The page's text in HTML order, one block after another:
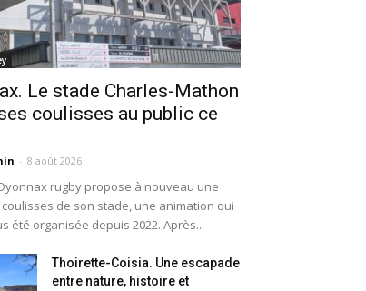
Le stade Charles-Mathon
coulisses au public ce
- 8 août 2026
rugby propose à nouveau une
de son stade, une animation qui
été organisée depuis 2022. Après...
Thoirette-Coisia. Une escapade
entre nature, histoire et